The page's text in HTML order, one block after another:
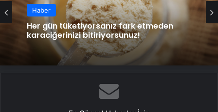
Haber
Her gün tüketiyorsanız fark etmeden
karaciğerinizi bitiriyorsunuz!